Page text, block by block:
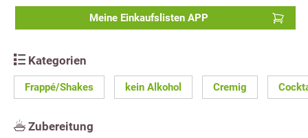
Meine Einkaufslisten APP
Kategorien
Frappé/Shakes kein Alkohol Cremig
Zubereitung